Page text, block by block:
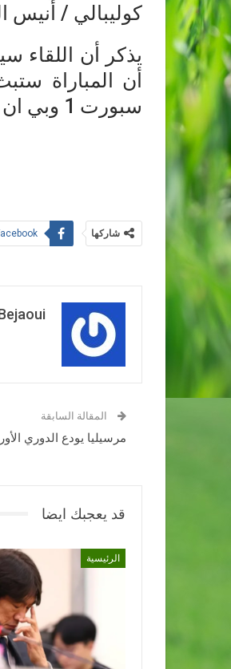
كوليبالي / أنيس
يذكر أن اللقاء
أن المباراة
سبورت 1 وبي ان ماكس الفرنسية 10.
شاركها
المقالة السابقة
مرسيليا يودع الدوري
قد يعجبك ايضا
الرئيسية